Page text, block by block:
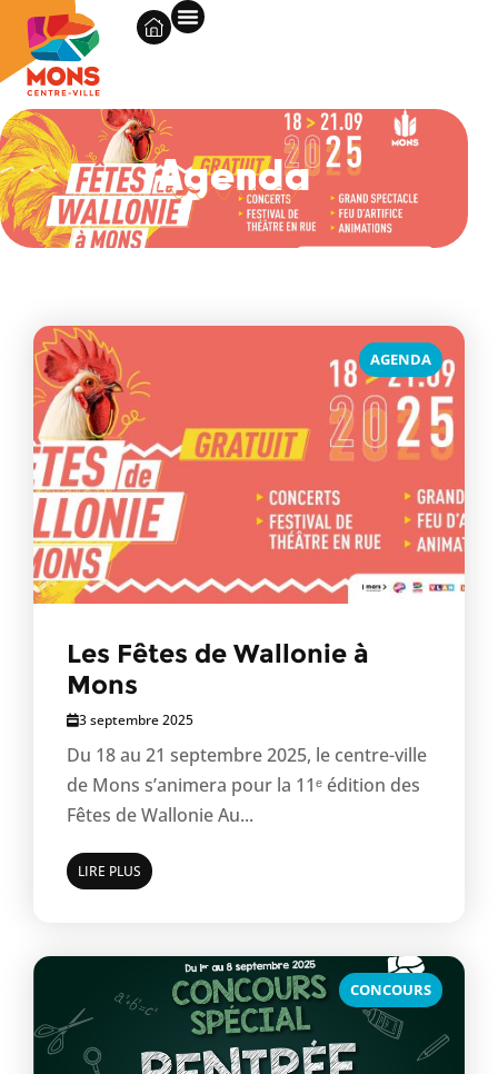
Agenda
AGENDA
Les Fêtes de Wallonie à
Mons
3 septembre 2025
Du 18 au 21 septembre 2025, le centre-ville
de Mons s’animera pour la 11ᵉ édition des
Fêtes de Wallonie Au...
LIRE PLUS
CONCOURS